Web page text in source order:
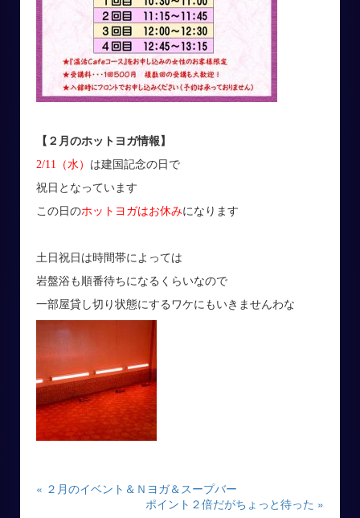
【２月のホットヨガ情報】
2/11（水） は建国記念の日で
祝日となっています
この日のホットヨガはお休みになります
土日祝日は時間帯によっては
岩盤浴も順番待ちになるくらいなので
一部屋貸し切り状態にするワケにもいきませんわな
« ２月のイベント＆Ｎヨガ＆スープバー
ポイント２倍だがちょっと待った »